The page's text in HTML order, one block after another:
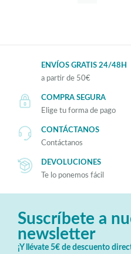
ENVÍOS GRATIS 24/48H
a partir de 50€
COMPRA SEGURA
Elige tu forma de pago
CONTÁCTANOS
Contáctanos
DEVOLUCIONES
Te lo ponemos fácil
Suscríbete a
newsletter
¡Y llévate 5€ de descuento